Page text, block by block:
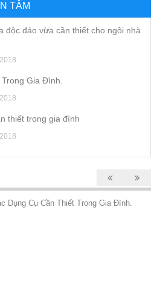
TÂM
độc đáo vừa cần thiết cho ngôi nhà
Gia Đình.
thiết trong gia đình
Dụng Cụ Cần Thiết Trong Gia Đình.